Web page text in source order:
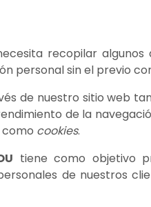
recopilar algunos
personal sin el previo
de nuestro sitio web
de la
cookies.
tiene como objetivo
de nuestros